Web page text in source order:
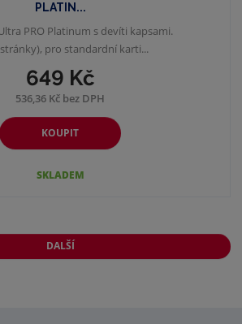
PLATIN...
649 Kč
536,36 Kč bez DPH
KOUPIT
SKLADEM
PRO Platinum s devíti kapsami.
pro standardní karti...
DALŠÍ